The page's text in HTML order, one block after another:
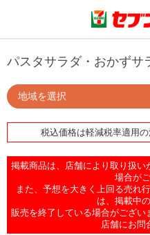
商品のご案内
商品のご案内トップ
今週の新商品
商品カテゴリ一覧
セール・キャンペーン
サービス
nanacoトップ
企業情報トップ
私たちの取組み
パスタサラダ・おかずサ
地域を選択
税込価格は軽減税率適用
掲載商品は、店舗により取り扱
場合が
また、予想を大きく上回る売れ
は、掲載中
販売を終了している場合がござい
店舗にお問